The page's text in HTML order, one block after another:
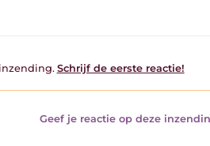
Schrijf de eerste reactie!
Geef je reactie op deze